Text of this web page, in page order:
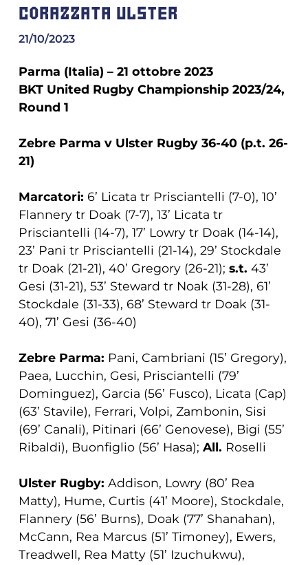
CORAZZATA ULSTER
21/10/2023
Parma (Italia) – 21 ottobre 2023
BKT United Rugby Championship 2023/24,
Round 1
Zebre Parma v Ulster Rugby 36-40 (p.t. 26-
21)
Marcatori: 6’ Licata tr Prisciantelli (7-0), 10’
Flannery tr Doak (7-7), 13’ Licata tr
Prisciantelli (14-7), 17’ Lowry tr Doak (14-14),
23’ Pani tr Prisciantelli (21-14), 29’ Stockdale
tr Doak (21-21), 40’ Gregory (26-21); s.t. 43’
Gesi (31-21), 53’ Steward tr Noak (31-28), 61’
Stockdale (31-33), 68’ Steward tr Doak (31-
40), 71’ Gesi (36-40)
Zebre Parma: Pani, Cambriani (15’ Gregory),
Paea, Lucchin, Gesi, Prisciantelli (79’
Dominguez), Garcia (56’ Fusco), Licata (Cap)
(63’ Stavile), Ferrari, Volpi, Zambonin, Sisi
(69’ Canali), Pitinari (66’ Genovese), Bigi (55’
Ribaldi), Buonfiglio (56’ Hasa); All. Roselli
Ulster Rugby: Addison, Lowry (80’ Rea
Matty), Hume, Curtis (41’ Moore), Stockdale,
Flannery (56’ Burns), Doak (77’ Shanahan),
McCann, Rea Marcus (51’ Timoney), Ewers,
Treadwell, Rea Matty (51’ Izuchukwu),